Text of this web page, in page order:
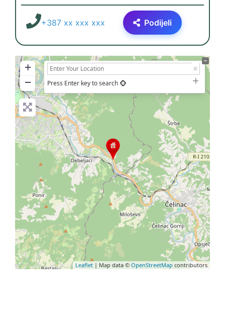
+387 xx xxx xxx Podijeli
+
−
Press Enter key to search
Leaflet | Map data © OpenStreetMap contributors